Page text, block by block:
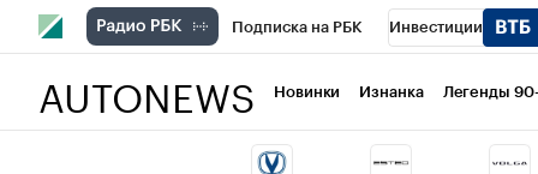
Подписка на РБК Инвестиции
Национальные проекты Город
AUTONEWS Новинки Изнанка Легенды